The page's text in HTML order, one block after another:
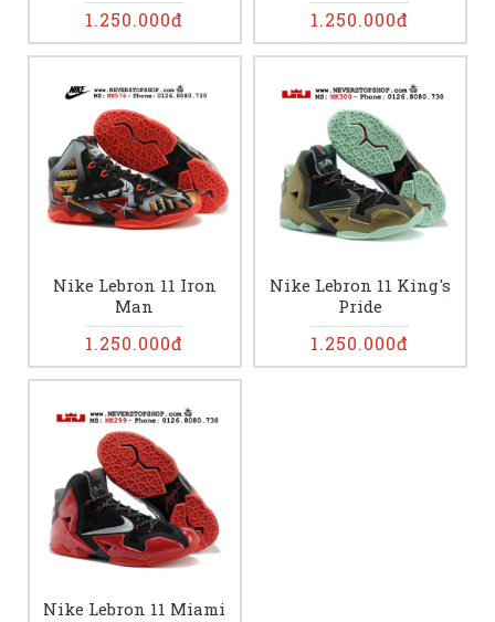
1.250.000đ 1.250.000đ
Nike Lebron 11 Iron
Man
1.250.000đ
Nike Lebron 11 King's
Pride
1.250.000đ
Nike Lebron 11 Miami